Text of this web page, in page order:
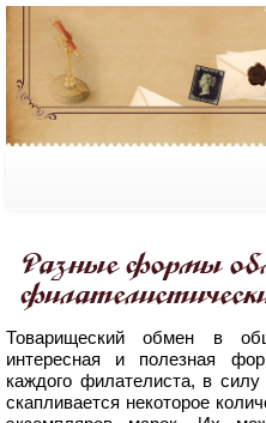
Разные формы
Товарищеский обмен в
интересная и полезная
каждого филателиста, в
скапливается некоторое